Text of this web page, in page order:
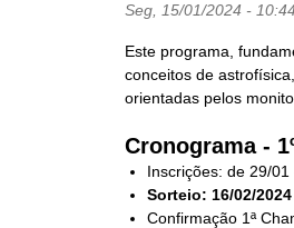
Seg, 15/01/2024 - 10:44
Este programa,
conceitos de
orientadas pelos
Cronograma -
Inscrições: de 29/
Sorteio: 16/02/
Confirmação 1ª